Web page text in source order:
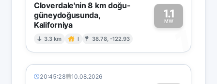
Cloverdale'nin 8 km doğu-
güneydoğusunda,
Kaliforniya
3.3 km I 38.78, -122.93
1.1
MW
1
20:45:28 10.08.2026